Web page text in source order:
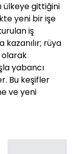
ülkeye gittiğini
yeni bir işe
iş
rüya
olarak
yabancı
Bu keşifler
ve yeni